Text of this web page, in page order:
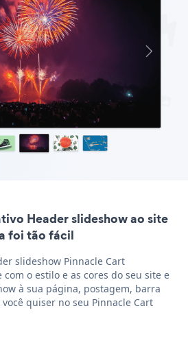
Header slideshow ao site
foi tão fácil
slideshow Pinnacle Cart
o estilo e as cores do seu site e
à sua página, postagem, barra
quiser no seu Pinnacle Cart